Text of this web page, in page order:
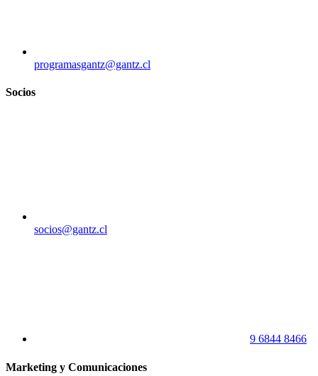
programasgantz@gantz.cl
Socios
socios@gantz.cl
9 6844 8466
Marketing y Comunicaciones